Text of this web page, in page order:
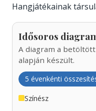
Hangjátékainak
Idősoros
A diagram a
alapján készült.
5 évenkénti
Színész